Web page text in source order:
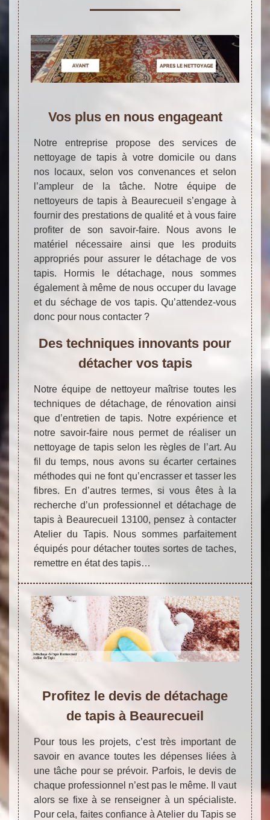
Vos plus en nous engageant
Notre entreprise propose des services de
nettoyage de tapis à votre domicile ou dans
nos locaux, selon vos convenances et selon
l’ampleur de la tâche. Notre équipe de
nettoyeurs de tapis à Beaurecueil s’engage à
fournir des prestations de qualité et à vous faire
profiter de son savoir-faire. Nous avons le
matériel nécessaire ainsi que les produits
appropriés pour assurer le détachage de vos
tapis. Hormis le détachage, nous sommes
également à même de nous occuper du lavage
et du séchage de vos tapis. Qu’attendez-vous
donc pour nous contacter ?
Des techniques innovants pour
détacher vos tapis
Notre équipe de nettoyeur maîtrise toutes les
techniques de détachage, de rénovation ainsi
que d’entretien de tapis. Notre expérience et
notre savoir-faire nous permet de réaliser un
nettoyage de tapis selon les règles de l’art. Au
fil du temps, nous avons su écarter certaines
méthodes qui ne font qu’encrasser et tasser les
fibres. En d’autres termes, si vous êtes à la
recherche d’un professionnel et détachage de
tapis à Beaurecueil 13100, pensez à contacter
Atelier du Tapis. Nous sommes parfaitement
équipés pour détacher toutes sortes de taches,
remettre en état des tapis…
Profitez le devis de détachage
de tapis à Beaurecueil
Pour tous les projets, c’est très important de
savoir en avance toutes les dépenses liées à
une tâche pour se prévoir. Parfois, le devis de
chaque professionnel n’est pas le même. Il vaut
alors se fixe à se renseigner à un spécialiste.
Pour cela, faites confiance à Atelier du Tapis se